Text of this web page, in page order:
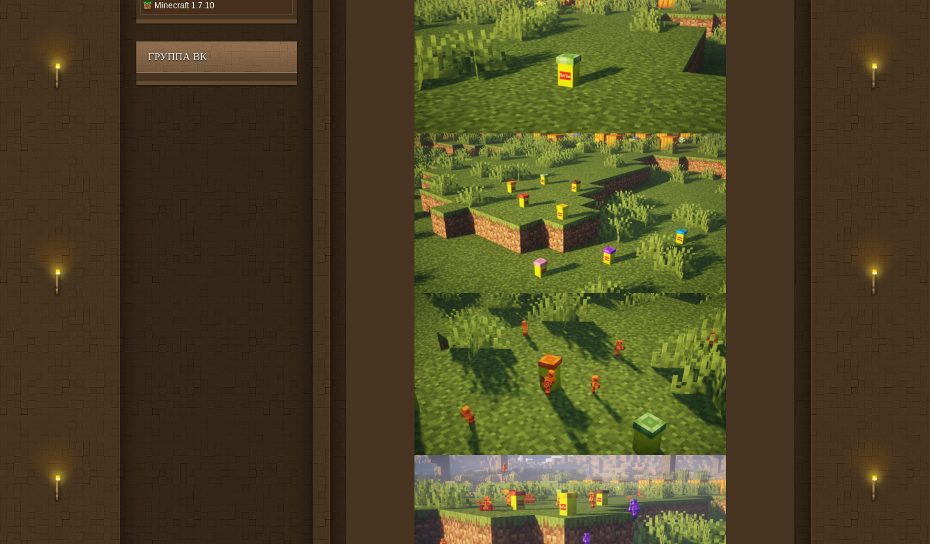
Minecraft 1.7.10
ГРУППА ВК